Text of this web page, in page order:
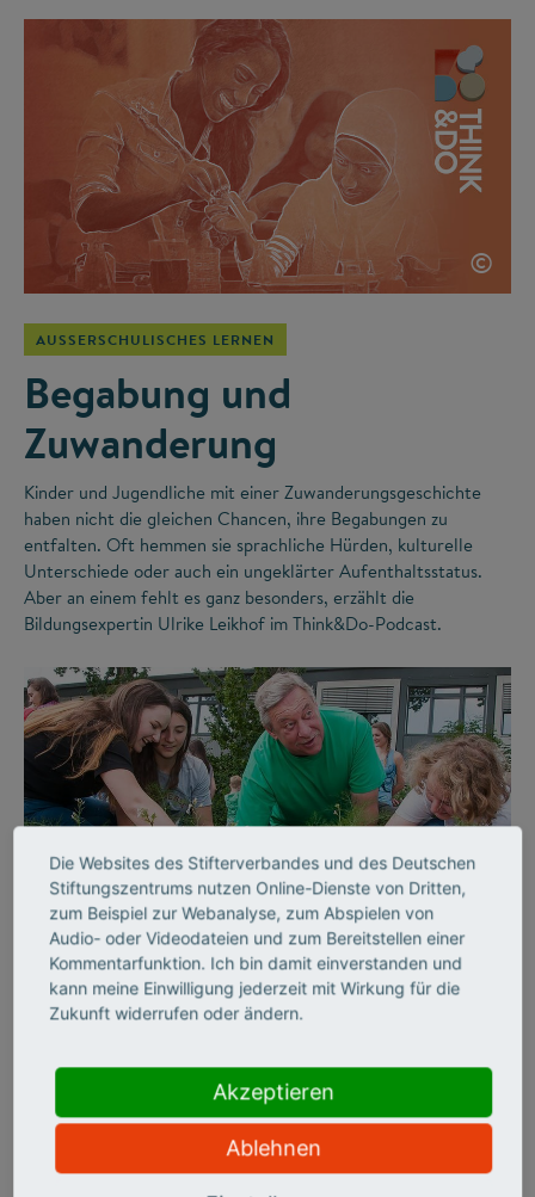
©
AUSSERSCHULISCHES LERNEN
Begabung und
Zuwanderung
Kinder und Jugendliche mit einer Zuwanderungsgeschichte
haben nicht die gleichen Chancen, ihre Begabungen zu
entfalten. Oft hemmen sie sprachliche Hürden, kulturelle
Unterschiede oder auch ein ungeklärter Aufenthaltsstatus.
Aber an einem fehlt es ganz besonders, erzählt die
Bildungsexpertin Ulrike Leikhof im Think&Do-Podcast.
AUSSERSCHULISCHES LERNEN
nicht nur Wissen
vermitteln, sondern auch
Die Websites des Stifterverbandes und des Deutschen
Stiftungszentrums nutzen Online-Dienste von Dritten,
zum Beispiel zur Webanalyse, zum Abspielen von
Audio- oder Videodateien und zum Bereitstellen einer
Kommentarfunktion. Ich bin damit einverstanden und
kann meine Einwilligung jederzeit mit Wirkung für die
Zukunft widerrufen oder ändern.
Akzeptieren
Ablehnen